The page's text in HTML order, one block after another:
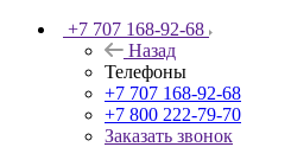
+7 707 168-92-68
Назад
Телефоны
+7 707 168-92-68
+7 800 222-79-70
Заказать звонок